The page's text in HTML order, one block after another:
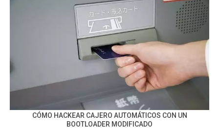
CÓMO HACKEAR CAJERO AUTOMÁTICOS CON UN
BOOTLOADER MODIFICADO